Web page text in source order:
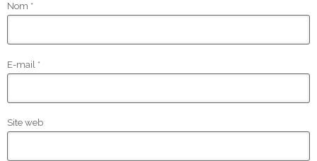
Nom *
E-mail *
Site web